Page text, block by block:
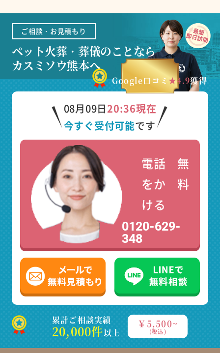
ご相談・お見積もり
ペット火葬・葬儀のことなら
カスミソウ熊本へ
08月09日20:36現在
今すぐ受付可能です
電話
をか
ける
無
料
0120-629-
348
Google口コミ★4.9獲得
累計ご相談実績
20,000件以上
￥5,500~
(税込)